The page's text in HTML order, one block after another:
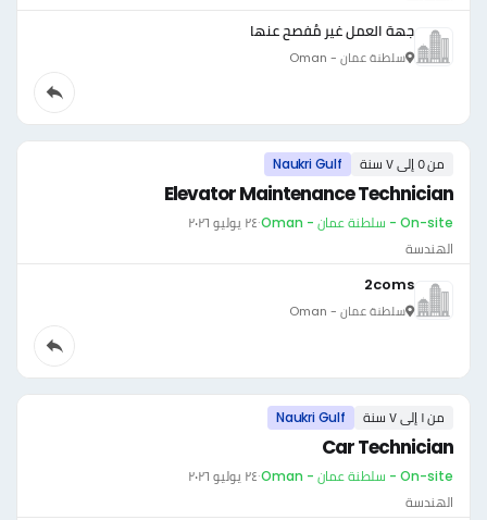
جهة العمل غير مُفصح عنها
سلطنة عمان - Oman
من ٥ إلى ٧ سنة Naukri Gulf
Elevator Maintenance Technician
On-site - سلطنة عمان - Oman ·٢٤ يوليو ٢٠٢٦
الهندسة
2coms
سلطنة عمان - Oman
من ١ إلى ٧ سنة Naukri Gulf
Car Technician
On-site - سلطنة عمان - Oman ·٢٤ يوليو ٢٠٢٦
الهندسة